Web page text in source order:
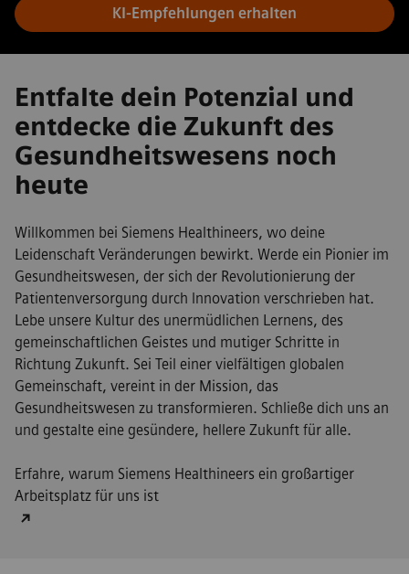
KI-Empfehlungen erhalten
Entfalte dein Potenzial und
entdecke die Zukunft des
Gesundheitswesens noch
heute
Willkommen bei Siemens Healthineers, wo deine
Leidenschaft Veränderungen bewirkt. Werde ein Pionier im
Gesundheitswesen, der sich der Revolutionierung der
Patientenversorgung durch Innovation verschrieben hat.
Lebe unsere Kultur des unermüdlichen Lernens, des
gemeinschaftlichen Geistes und mutiger Schritte in
Richtung Zukunft. Sei Teil einer vielfältigen globalen
Gemeinschaft, vereint in der Mission, das
Gesundheitswesen zu transformieren. Schließe dich uns an
und gestalte eine gesündere, hellere Zukunft für alle.
Erfahre, warum Siemens Healthineers ein großartiger
Arbeitsplatz für uns ist